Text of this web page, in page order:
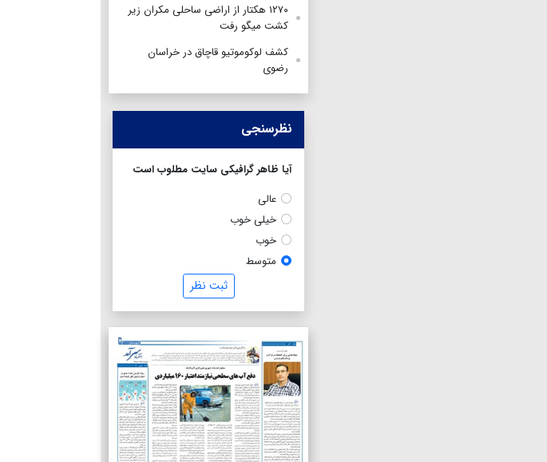
۱۲۷۰ هکتار از اراضی ساحلی مکران زیر
کشت میگو رفت
کشف لوکوموتیو قاچاق در خراسان
رضوی
نظرسنجی
آیا ظاهر گرافیکی سایت مطلوب است
عالی
خیلی خوب
خوب
متوسط
ثبت نظر